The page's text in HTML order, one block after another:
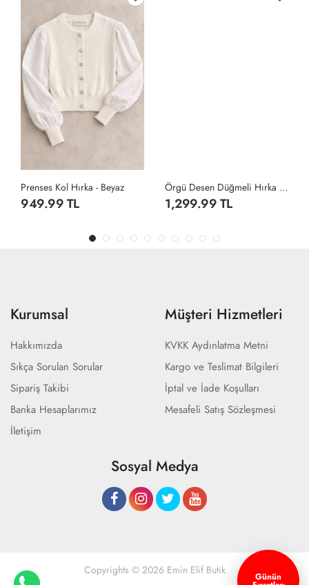
Prenses Kol Hırka - Beyaz
949.99 TL
Örgü Desen Düğmeli Hırka - Antrasit
1,299.99 TL
Kurumsal
Hakkımızda
Sıkça Sorulan Sorular
Sipariş Takibi
Banka Hesaplarımız
İletişim
Müşteri Hizmetleri
KVKK Aydınlatma Metni
Kargo ve Teslimat Bilgileri
İptal ve İade Koşulları
Mesafeli Satış Sözleşmesi
Sosyal Medya
Copyrights © 2026 Emin Elif Butik
Günün